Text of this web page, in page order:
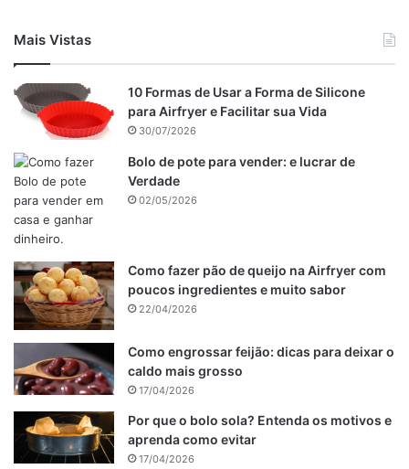
Mais Vistas
10 Formas de Usar a Forma de Silicone
para Airfryer e Facilitar sua Vida
30/07/2026
Bolo de pote para vender: e lucrar de
Verdade
02/05/2026
Como fazer pão de queijo na Airfryer com
poucos ingredientes e muito sabor
22/04/2026
Como engrossar feijão: dicas para deixar o
caldo mais grosso
17/04/2026
Por que o bolo sola? Entenda os motivos e
aprenda como evitar
17/04/2026